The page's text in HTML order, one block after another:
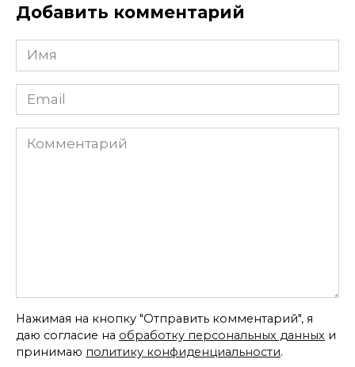
Добавить комментарий
Имя
*
Email
*
Комментарий
Нажимая на кнопку "Отправить комментарий", я
даю согласие на обработку персональных данных и
принимаю политику конфиденциальности.